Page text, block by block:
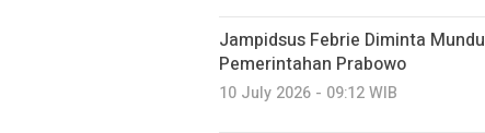
Jampidsus Febrie Diminta
Pemerintahan Prabowo
10 July 2026 - 09:12 WIB